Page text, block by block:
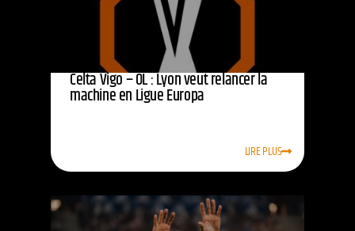
Celta Vigo – OL : Lyon veut relancer la
machine en Ligue Europa
LIRE PLUS